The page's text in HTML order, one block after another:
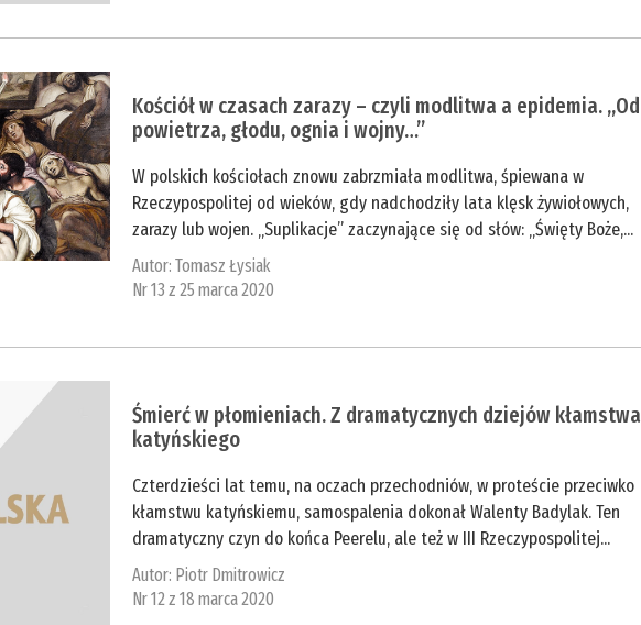
Kościół w czasach zarazy – czyli modlitwa a epidemia. „Od
powietrza, głodu, ognia i wojny…”
W polskich kościołach znowu zabrzmiała modlitwa, śpiewana w
Rzeczypospolitej od wieków, gdy nadchodziły lata klęsk żywiołowych,
zarazy lub wojen. „Suplikacje” zaczynające się od słów: „Święty Boże,...
Autor:Tomasz Łysiak
Nr 13 z 25 marca 2020
Śmierć w płomieniach. Z dramatycznych dziejów kłamstwa
katyńskiego
Czterdzieści lat temu, na oczach przechodniów, w proteście przeciwko
kłamstwu katyńskiemu, samospalenia dokonał Walenty Badylak. Ten
dramatyczny czyn do końca Peerelu, ale też w III Rzeczypospolitej...
Autor: Piotr Dmitrowicz
Nr 12 z 18 marca 2020